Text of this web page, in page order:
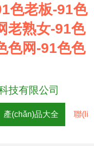
色老板-91色
老熟女-91色
色网-91色色
技有限公司
產(chǎn)品大全 聯